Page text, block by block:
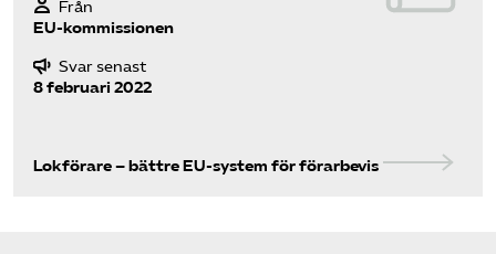
Från
EU-kommissionen
Svar senast
8 februari 2022
Lokförare – bättre EU-system för förarbevis